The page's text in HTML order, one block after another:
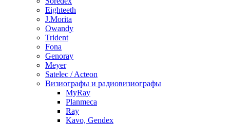
Eighteeth
J.Morita
Owandy
Trident
Fona
Genoray
Meyer
Satelec / Acteon
Визиографы и радиовизиографы
MyRay
Planmeca
Ray
Kavo, Gendex